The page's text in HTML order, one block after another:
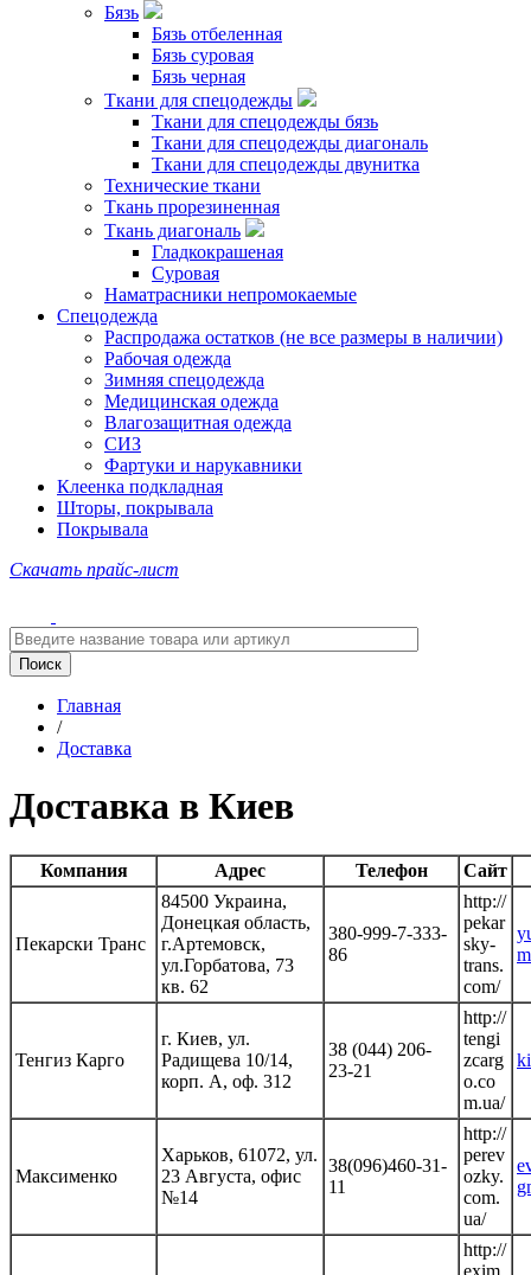
Бязь
Бязь отбеленная
Бязь суровая
Бязь черная
Ткани для спецодежды
Ткани для спецодежды бязь
Ткани для спецодежды диагональ
Ткани для спецодежды двунитка
Технические ткани
Ткань прорезиненная
Ткань диагональ
Гладкокрашеная
Суровая
Наматрасники непромокаемые
Спецодежда
Распродажа остатков (не все размеры в наличии)
Рабочая одежда
Зимняя спецодежда
Медицинская одежда
Влагозащитная одежда
СИЗ
Фартуки и нарукавники
Клеенка подкладная
Шторы, покрывала
Покрывала
Скачать прайс-лист
Главная
/
Доставка
Доставка в Киев
Компания Адрес Телефон Сайт
Пекарски Транс
84500 Украина,
Донецкая область,
г.Артемовск,
ул.Горбатова, 73
кв. 62
380-999-7-333-
86
http://
pekar
sky-
trans.
com/
Тенгиз Карго
г. Киев, ул.
Радищева 10/14,
корп. А, оф. 312
38 (044) 206-
23-21
http://
tengi
zcarg
o.co
m.ua/
Максименко
Харьков, 61072, ул.
23 Августа, офис
№14
38(096)460-31-
11
http://
perev
ozky.
com.
ua/
http://
exim